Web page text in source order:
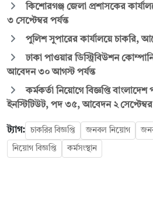
কিশোরগঞ্জ জেলা প্রশাসকের
৩ সেপ্টেম্বর পর্যন্ত
পুলিশ সুপারের কার্যালয়ে চাকরি,
ঢাকা পাওয়ার ডিস্ট্রিবিউশন
আবেদন ৩০ আগস্ট পর্যন্ত
কর্মকর্তা নিয়োগে বিজ্ঞপ্তি
ইনস্টিটিউট, পদ ৩৫, আবেদন ২ সেপ্টেম্বর
ট্যাগ: চাকরির বিজ্ঞপ্তি জনবল নিয়োগ
নিয়োগ বিজ্ঞপ্তি কর্মসংস্থান